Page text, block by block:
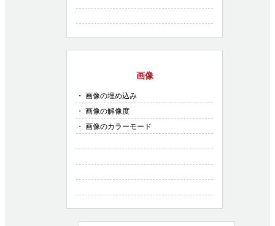
画像
・ 画像の埋め込み
・ 画像の解像度
・ 画像のカラーモード